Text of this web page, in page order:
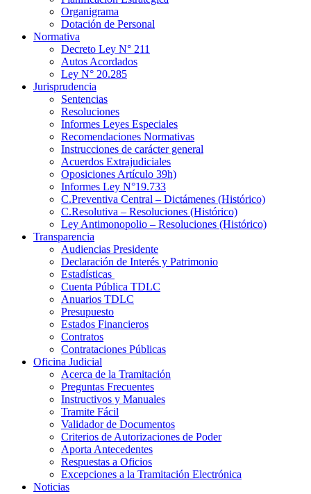
Organigrama
Dotación de Personal
Normativa
Decreto Ley N° 211
Autos Acordados
Ley N° 20.285
Jurisprudencia
Sentencias
Resoluciones
Informes Leyes Especiales
Recomendaciones Normativas
Instrucciones de carácter general
Acuerdos Extrajudiciales
Oposiciones Artículo 39h)
Informes Ley N°19.733
C.Preventiva Central – Dictámenes (Histórico)
C.Resolutiva – Resoluciones (Histórico)
Ley Antimonopolio – Resoluciones (Histórico)
Transparencia
Audiencias Presidente
Declaración de Interés y Patrimonio
Estadísticas
Cuenta Pública TDLC
Anuarios TDLC
Presupuesto
Estados Financieros
Contratos
Contrataciones Públicas
Oficina Judicial
Acerca de la Tramitación
Preguntas Frecuentes
Instructivos y Manuales
Tramite Fácil
Validador de Documentos
Criterios de Autorizaciones de Poder
Aporta Antecedentes
Respuestas a Oficios
Excepciones a la Tramitación Electrónica
Noticias